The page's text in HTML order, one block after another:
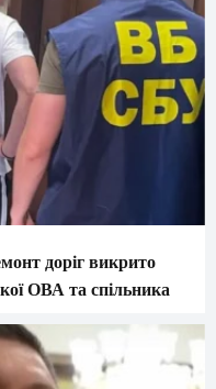
доріг викрито
ОВА та спільника